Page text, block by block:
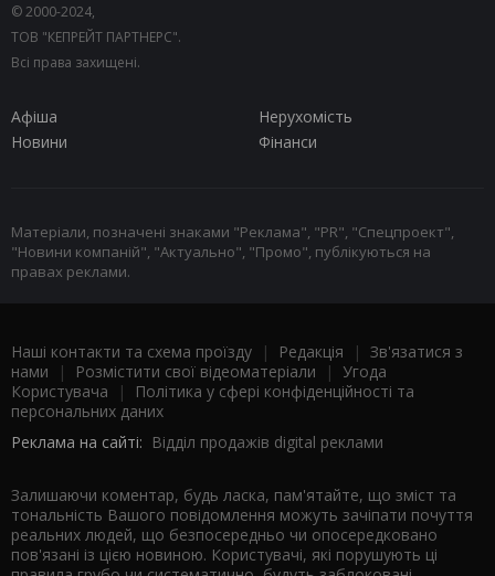
© 2000-2024,
ТОВ "КЕПРЕЙТ ПАРТНЕРС".
Всі права захищені.
Афіша
Нерухомість
Новини
Фінанси
Матеріали, позначені знаками "Реклама", "PR", "Спецпроект",
"Новини компаній", "Актуально", "Промо", публікуються на
правах реклами.
Наші контакти та схема проїзду | Редакція | Зв'язатися з
нами | Розмістити свої відеоматеріали | Угода
Користувача |
Політика у сфері конфіденційності та
персональних даних
Реклама на сайті: Відділ продажів digital реклами
Залишаючи коментар, будь ласка, пам'ятайте, що зміст та
тональність Вашого повідомлення можуть зачіпати почуття
реальних людей, що безпосередньо чи опосередковано
пов'язані із цією новиною. Користувачі, які порушують ці